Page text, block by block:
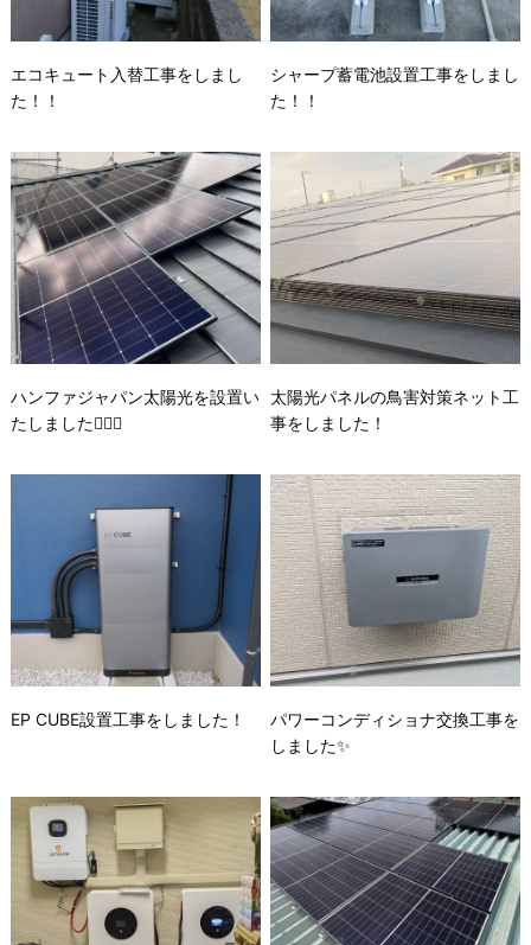
エコキュート入替工事をしまし
た！！
シャープ蓄電池設置工事をしまし
た！！
ハンファジャパン太陽光を設置い
たしました👷🏻‍♂️
太陽光パネルの鳥害対策ネット工
事をしました！
EP CUBE設置工事をしました！
パワーコンディショナ交換工事を
しました✨